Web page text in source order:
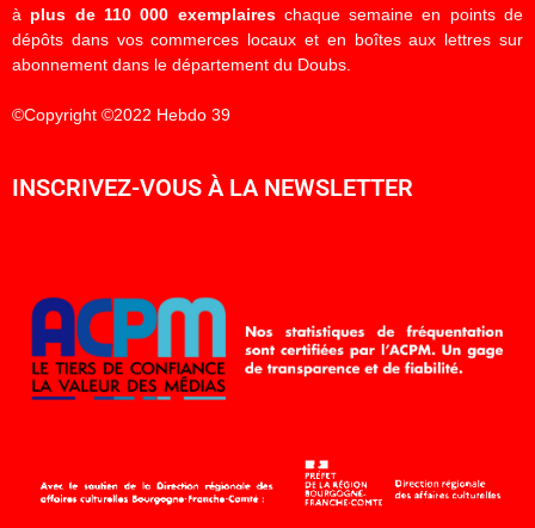
à plus de 110 000 exemplaireschaque semaine en points de
dépôts dans vos commerces locaux et en boîtes aux lettres sur
abonnement dans le département du Doubs.
©Copyright ©2022 Hebdo 39
INSCRIVEZ-VOUS À LA NEWSLETTER